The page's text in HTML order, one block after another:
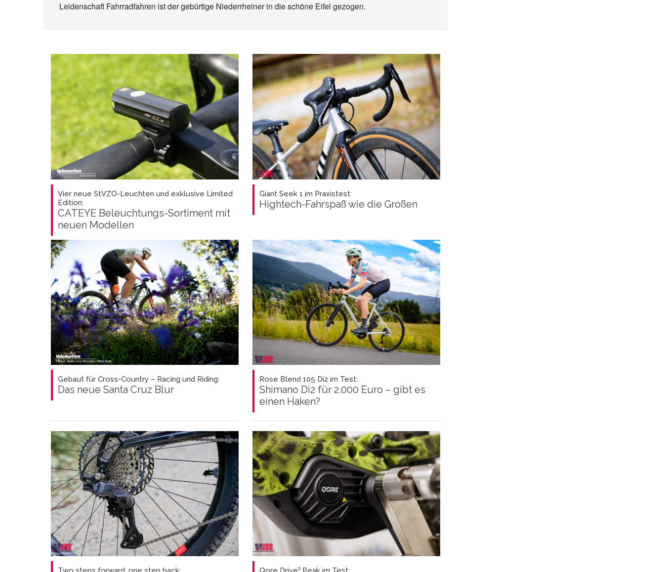
Leidenschaft Fahrradfahren ist der gebürtige Niederrheiner in die schöne Eifel gezogen.
Vier neue StVZO-Leuchten und exklusive Limited
Edition:
CATEYE Beleuchtungs-Sortiment mit
neuen Modellen
Giant Seek 1 im Praxistest:
Hightech-Fahrspaß wie die Großen
Gebaut für Cross-Country – Racing und Riding:
Das neue Santa Cruz Blur
Rose Blend 105 Di2 im Test:
Shimano Di2 für 2.000 Euro – gibt es
einen Haken?